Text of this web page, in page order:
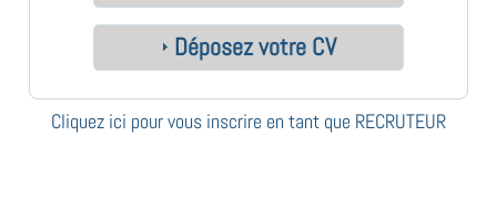
Déposez votre CV
Cliquez ici pour vous inscrire en tant que RECRUTEUR